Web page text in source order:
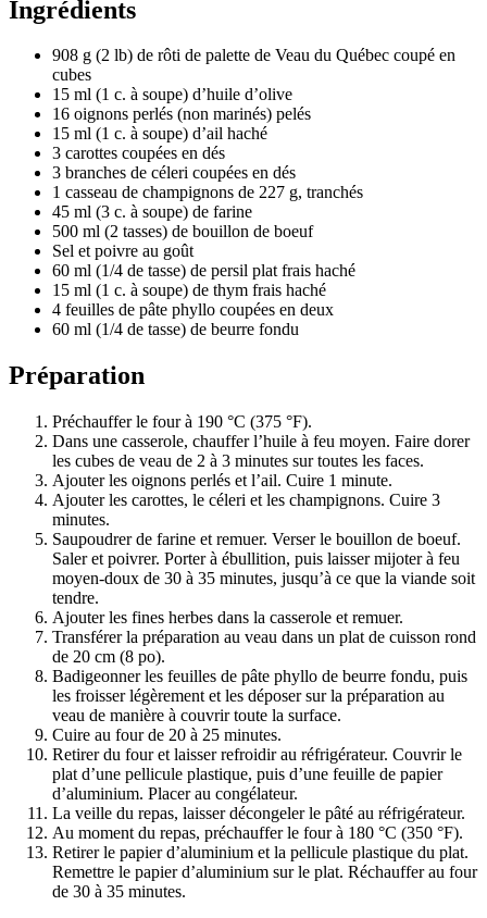
Ingrédients
908 g (2 lb) de rôti de palette de Veau du Québec coupé en
cubes
15 ml (1 c. à soupe) d’huile d’olive
16 oignons perlés (non marinés) pelés
15 ml (1 c. à soupe) d’ail haché
3 carottes coupées en dés
3 branches de céleri coupées en dés
1 casseau de champignons de 227 g, tranchés
45 ml (3 c. à soupe) de farine
500 ml (2 tasses) de bouillon de boeuf
Sel et poivre au goût
60 ml (1/4 de tasse) de persil plat frais haché
15 ml (1 c. à soupe) de thym frais haché
4 feuilles de pâte phyllo coupées en deux
60 ml (1/4 de tasse) de beurre fondu
Préparation
Préchauffer le four à 190 °C (375 °F).
Dans une casserole, chauffer l’huile à feu moyen. Faire dorer
les cubes de veau de 2 à 3 minutes sur toutes les faces.
Ajouter les oignons perlés et l’ail. Cuire 1 minute.
Ajouter les carottes, le céleri et les champignons. Cuire 3
minutes.
Saupoudrer de farine et remuer. Verser le bouillon de boeuf.
Saler et poivrer. Porter à ébullition, puis laisser mijoter à feu
moyen-doux de 30 à 35 minutes, jusqu’à ce que la viande soit
tendre.
Ajouter les fines herbes dans la casserole et remuer.
Transférer la préparation au veau dans un plat de cuisson rond
de 20 cm (8 po).
Badigeonner les feuilles de pâte phyllo de beurre fondu, puis
les froisser légèrement et les déposer sur la préparation au
veau de manière à couvrir toute la surface.
Cuire au four de 20 à 25 minutes.
Retirer du four et laisser refroidir au réfrigérateur. Couvrir le
plat d’une pellicule plastique, puis d’une feuille de papier
d’aluminium. Placer au congélateur.
La veille du repas, laisser décongeler le pâté au réfrigérateur.
Au moment du repas, préchauffer le four à 180 °C (350 °F).
Retirer le papier d’aluminium et la pellicule plastique du plat.
Remettre le papier d’aluminium sur le plat. Réchauffer au four
de 30 à 35 minutes.